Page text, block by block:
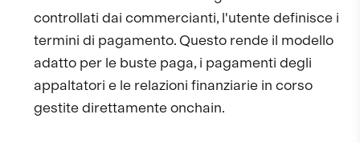
controllati dai commercianti, l'utente definisce i
termini di pagamento. Questo rende il modello
adatto per le buste paga, i pagamenti degli
appaltatori e le relazioni finanziarie in corso
gestite direttamente onchain.